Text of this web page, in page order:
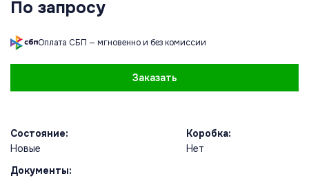
По запросу
Оплата СБП — мгновенно и без комиссии
Заказать
Состояние:
Новые
Коробка:
Нет
Документы: